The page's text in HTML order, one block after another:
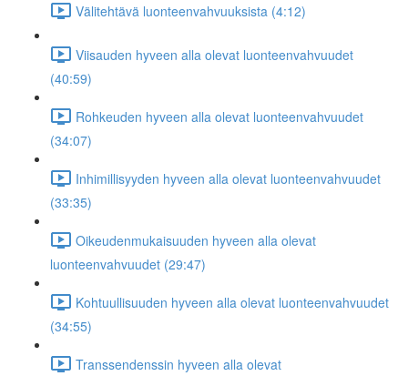
Välitehtävä luonteenvahvuuksista (4:12)
Viisauden hyveen alla olevat luonteenvahvuudet
(40:59)
Rohkeuden hyveen alla olevat luonteenvahvuudet
(34:07)
Inhimillisyyden hyveen alla olevat luonteenvahvuudet
(33:35)
Oikeudenmukaisuuden hyveen alla olevat
luonteenvahvuudet (29:47)
Kohtuullisuuden hyveen alla olevat luonteenvahvuudet
(34:55)
Transsendenssin hyveen alla olevat